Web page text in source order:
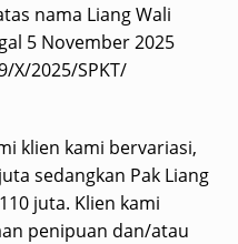
nama Liang Wali
5 November 2025
X/2025/SPKT/
klien kami bervariasi,
sedangkan Pak Liang
juta. Klien kami
penipuan dan/atau